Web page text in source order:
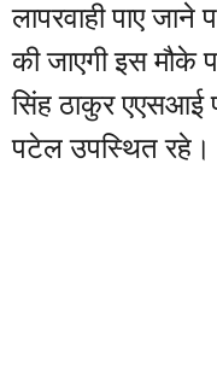
लापरवाही पाए जाने
की जाएगी इस मौके
सिंह ठाकुर एएसआई
पटेल उपस्थित रहे।